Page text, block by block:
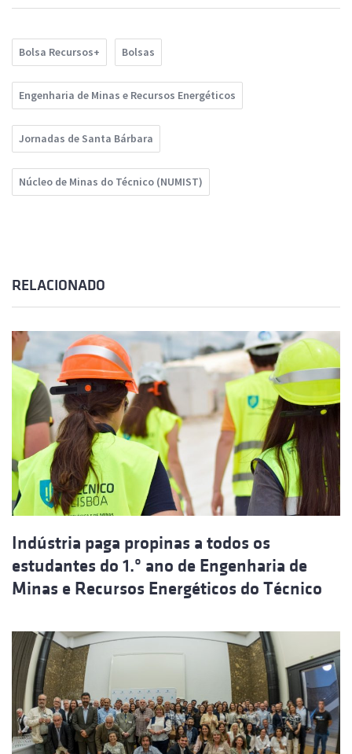
Bolsa Recursos+ Bolsas
Engenharia de Minas e Recursos Energéticos
Jornadas de Santa Bárbara
Núcleo de Minas do Técnico (NUMIST)
RELACIONADO
Indústria paga propinas a todos os
estudantes do 1.º ano de Engenharia de
Minas e Recursos Energéticos do Técnico